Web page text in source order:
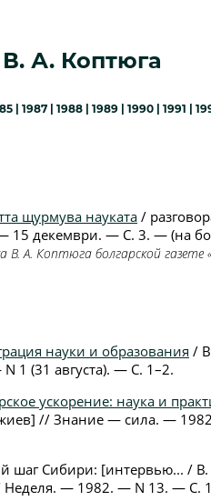
А. Коптюга
1987 1988 1989 1990 1991
щурмува науката /
15 декември. — С. 3. — (на
А. Коптюга болгарской газете
науки и образования /
1 (31 августа). — С. 1–2.
ускорение: наука и
// Знание — сила. —
шаг Сибири: [интервью... / В.
— 1982. — N 13. — С.